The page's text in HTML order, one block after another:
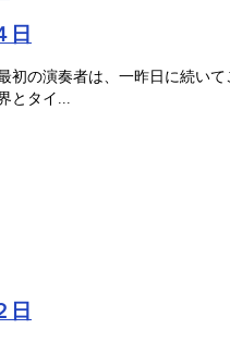
初の演奏者は、一昨日に続い
とタイ...